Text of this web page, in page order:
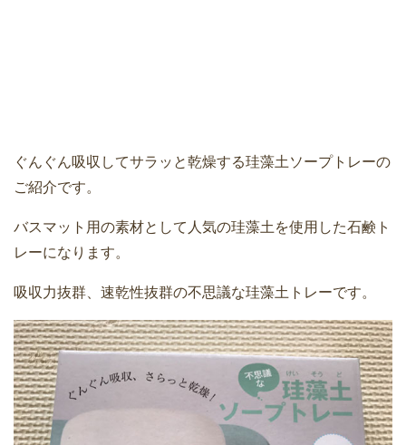
ぐんぐん吸収してサラッと乾燥する珪藻土ソープトレーの
ご紹介です。
バスマット用の素材として人気の珪藻土を使用した石鹸ト
レーになります。
吸収力抜群、速乾性抜群の不思議な珪藻土トレーです。